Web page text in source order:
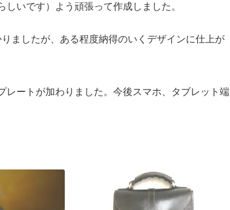
いです）よう頑張って作成しました。
ましたが、ある程度納得のいくデザインに仕上が
ートが加わりました。今後スマホ、タブレット端